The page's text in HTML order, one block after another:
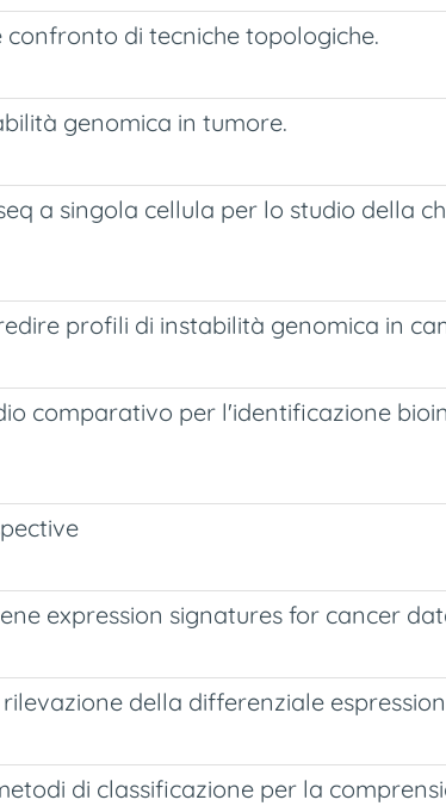
di tecniche topologiche.
genomica in tumore.
a singola cellula per lo studio della
profili di instabilità genomica in
comparativo per l'identificazione
expression signatures for cancer
della differenziale
di classificazione per la